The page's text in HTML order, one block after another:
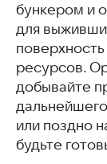
бункером и
для
ресурсов.
добывайте
или поздно
будьте